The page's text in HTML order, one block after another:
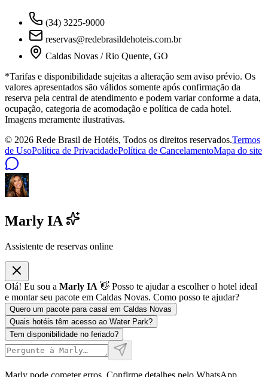
(34) 3225-9000
reservas@redebrasildehoteis.com.br
Caldas Novas / Rio Quente, GO
*Tarifas e disponibilidade sujeitas a alteração sem aviso prévio. Os
valores apresentados são válidos somente após confirmação da
reserva pela central de atendimento e podem variar conforme a data,
ocupação, categoria de acomodação e política de cada hotel.
Imagens meramente ilustrativas.
© 2026 Rede Brasil de Hotéis, Todos os direitos reservados.Termos
de UsoPolítica de PrivacidadePolítica de CancelamentoMapa do site
Marly IA
Assistente de reservas online
Olá! Eu sou a Marly IA 👋 Posso te ajudar a escolher o hotel ideal
e montar seu pacote em Caldas Novas. Como posso te ajudar?
Quero um pacote para casal em Caldas Novas
Quais hotéis têm acesso ao Water Park?
Tem disponibilidade no feriado?